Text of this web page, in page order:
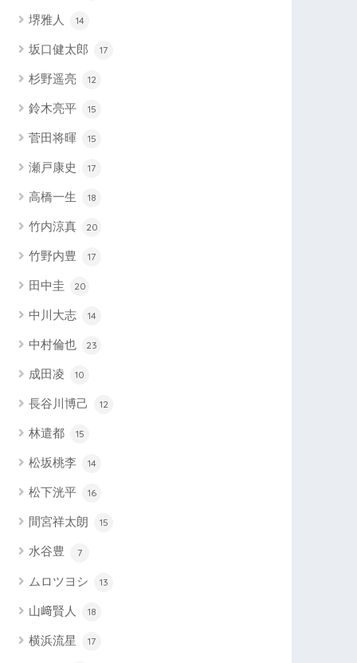
堺雅人 14
坂口健太郎 17
杉野遥亮 12
鈴木亮平 15
菅田将暉 15
瀬戸康史 17
高橋一生 18
竹内涼真 20
竹野内豊 17
田中圭 20
中川大志 14
中村倫也 23
成田凌 10
長谷川博己 12
林遣都 15
松坂桃李 14
松下洸平 16
間宮祥太朗 15
水谷豊 7
ムロツヨシ 13
山﨑賢人 18
横浜流星 17